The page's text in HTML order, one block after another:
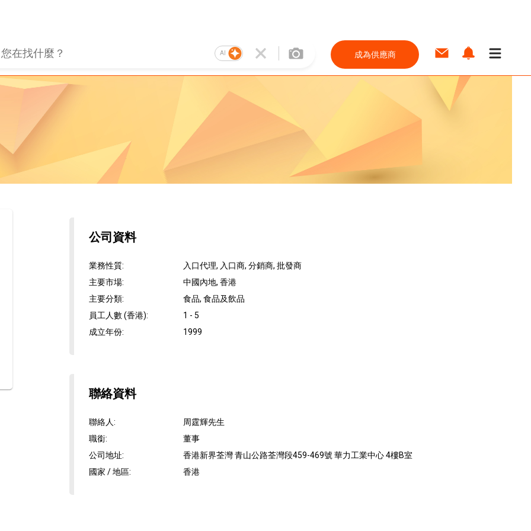
AI 成為供應商
公司資料
業務性質:
入口代理, 入口商, 分銷商, 批發商
主要市場:
中國內地, 香港
主要分類:
食品, 食品及飲品
員工人數 (香港):
1 - 5
成立年份: 1999
聯絡資料
聯絡人:
周霆輝先生
職銜:
董事
公司地址:
香港新界荃灣 青山公路荃灣段459-469號 華力工業中心 4樓B室
國家 / 地區: 香港